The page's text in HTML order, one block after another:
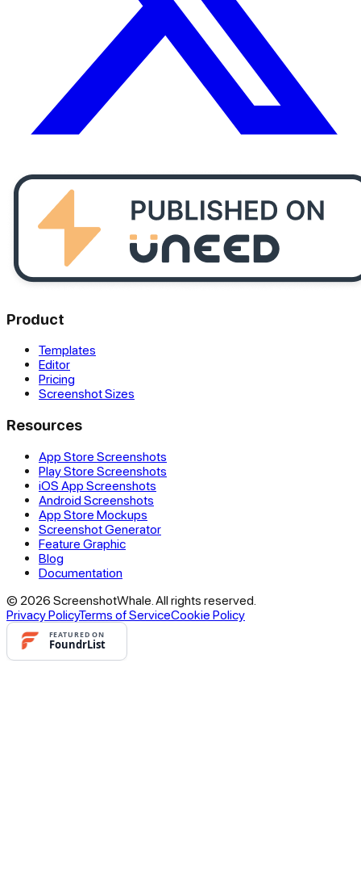
Product
Templates
Editor
Pricing
Screenshot Sizes
Resources
App Store Screenshots
Play Store Screenshots
iOS App Screenshots
Android Screenshots
App Store Mockups
Screenshot Generator
Feature Graphic
Blog
Documentation
© 2026 ScreenshotWhale. All rights reserved.
Privacy PolicyTerms of ServiceCookie Policy